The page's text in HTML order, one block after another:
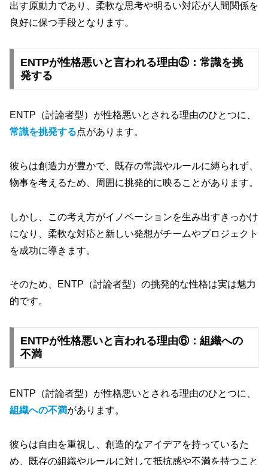
出す原動力であり、柔軟な思考や明るい対応が人間関係を
良好に保つ手段となります。
ENTPが性格悪いと言われる理由⑤：常識を挑
発する
ENTP（討論者型）が性格悪いとされる理由のひとつに、
常識を挑発する点があります。
彼らは創造力が豊かで、既存の常識やルールに縛られず、
物事を考えるため、周囲に挑発的に映ることがあります。
しかし、この考え方がイノベーションを生み出すきっかけ
になり、柔軟な対応と新しい発想がチームやプロジェクト
を成功に導きます。
そのため、ENTP（討論者型）の挑発的な性格は実は魅力
的です。
ENTPが性格悪いと言われる理由⑥：組織への
不満
ENTP（討論者型）が性格悪いとされる理由のひとつに、
組織への不満があります。
彼らは自由を重視し、創造的なアイデアを持っているた
め、既存の組織やルールに対して抵抗感や不満を持つこと